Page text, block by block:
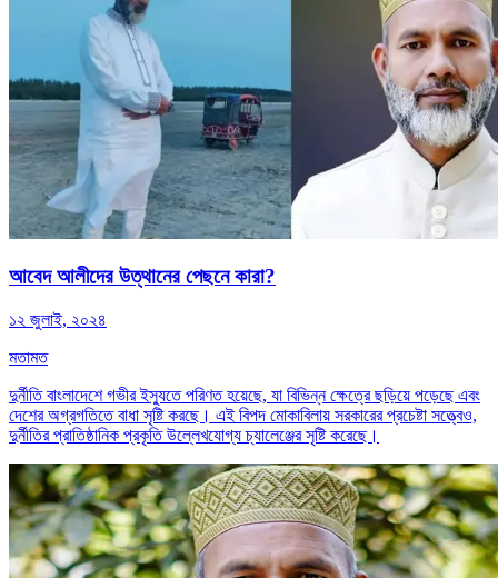
আবেদ আলীদের উত্থানের পেছনে কারা?
১২ জুলাই, ২০২৪
মতামত
দুর্নীতি বাংলাদেশে গভীর ইস্যুতে পরিণত হয়েছে, যা বিভিন্ন ক্ষেত্রে ছড়িয়ে পড়েছে এবং
দেশের অগ্রগতিতে বাধা সৃষ্টি করছে। এই বিপদ মোকাবিলায় সরকারের প্রচেষ্টা সত্ত্বেও,
দুর্নীতির প্রাতিষ্ঠানিক প্রকৃতি উল্লেখযোগ্য চ্যালেঞ্জের সৃষ্টি করেছে।